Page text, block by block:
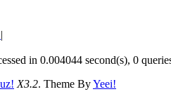
|
in 0.004044 second(s), 0
X3.2. Theme ByYeei!